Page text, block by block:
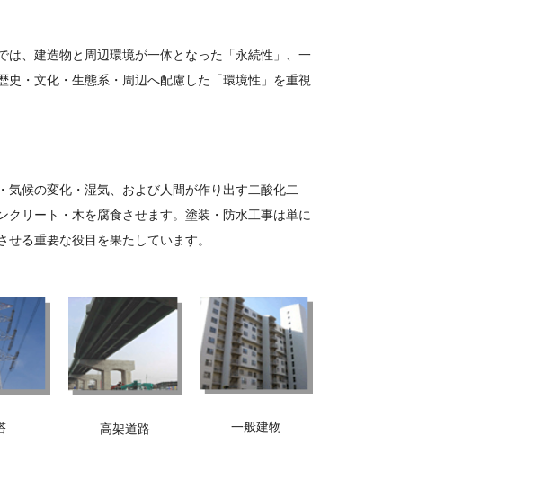
、建造物と周辺環境が一体となった「永続性」、一
・文化・生態系・周辺へ配慮した「環境性」を重視
候の変化・湿気、および人間が作り出す二酸化二
リート・木を腐食させます。塗装・防水工事は単に
る重要な役目を果たしています。
高架道路 一般建物